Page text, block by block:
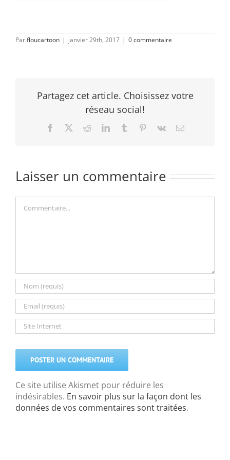
Parfloucartoon | janvier 29th, 2017 | 0 commentaire
Partagez cet article. Choisissez votre
réseau social!
Facebook RedditLinkedInTumblr Pinterest
Vk Email
Laisser un commentaire
Ce site utilise Akismet pour réduire les
indésirables. En savoir plus sur la façon dont les
données de vos commentaires sont traitées.